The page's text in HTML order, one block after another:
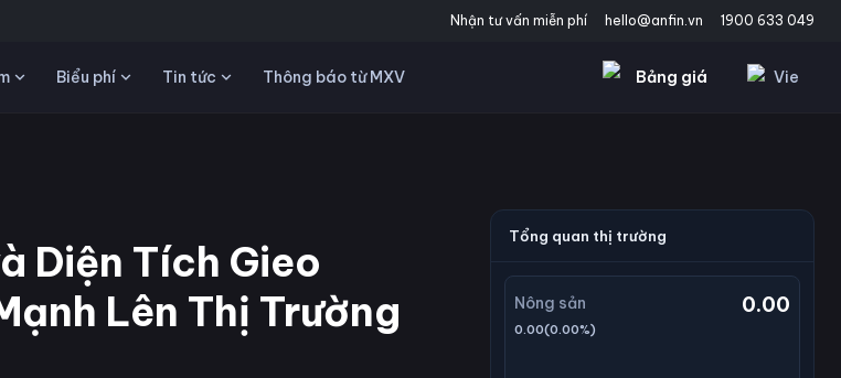
Nhận tư vấn miễn phí hello@anfin.vn 1900 633 049
Biểu phí Tin tức Thông báo từ MXV Bảng giá Vie
Diện Tích Gieo
Lên Thị Trường
Tổng quan thị trường
Nông sản 0.00
0.00(0.00%)